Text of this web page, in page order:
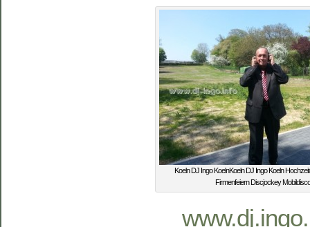
Koeln DJ Ingo KoelnKoeln DJ Ingo Koeln
Firmenfeiern Discjockey Mobildisco